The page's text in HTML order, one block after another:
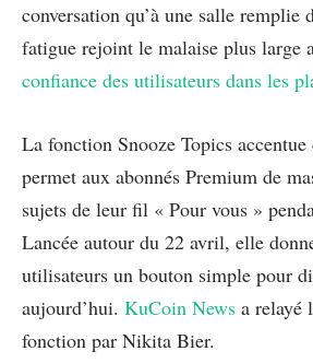
conversation qu’à une salle remplie
fatigue rejoint le malaise plus large
confiance des utilisateurs dans les
La fonction Snooze Topics
permet aux abonnés Premium de
sujets de leur fil « Pour vous »
Lancée autour du 22 avril, elle
utilisateurs un bouton simple pour
aujourd’hui. KuCoin News a relayé
fonction par Nikita Bier.